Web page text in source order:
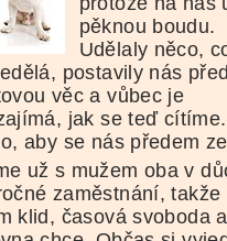
pěknou boudu.
Udělaly něco,
postavily nás
věc a vůbec je
jak se teď
aby se nás předem
už s mužem oba v
zaměstnání,
klid, časová svoboda